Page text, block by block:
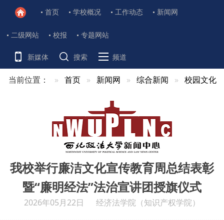
首页 学校概况 工作动态 新闻网
二级网站 校报 专题网站
新媒体 搜索 频道
当前位置： 首页 新闻网 综合新闻 校园文化
我校举行廉洁文化宣传教育周总结表彰
暨“廉明经法”法治宣讲团授旗仪式
2026年05月22日 经济法学院（知识产权学院）